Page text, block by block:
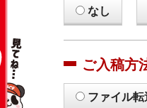
なし
ご入稿方
ファイル